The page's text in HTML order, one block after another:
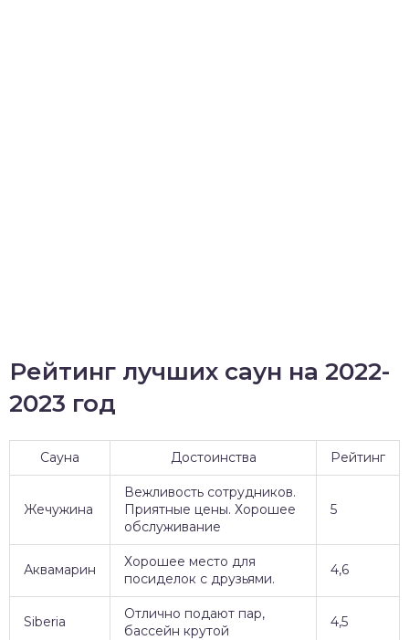
Рейтинг лучших саун на 2022-
2023 год
Сауна Достоинства Рейтинг
Жечужина
Вежливость сотрудников.
Приятные цены. Хорошее
обслуживание
5
Аквамарин
Хорошее место для
посиделок с друзьями.
4,6
Siberia
Отлично подают пар,
бассейн крутой
4,5